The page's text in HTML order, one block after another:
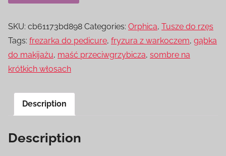
SKU: cb61173bd898 Categories: Orphica, Tusze do rzęs
Tags: frezarka do pedicure, fryzura z warkoczem, gąbka
do makijażu, maść przeciwgrzybicza, sombre na
krótkich włosach
Description
Description